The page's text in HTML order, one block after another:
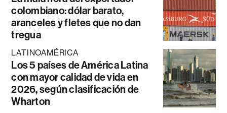
colombiano: dólar barato,
aranceles y fletes que no dan
tregua
LATINOAMÉRICA
Los 5 países de América Latina
con mayor calidad de vida en
2026, según clasificación de
Wharton